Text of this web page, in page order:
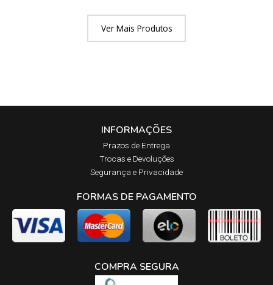
Ver Mais Produtos
INFORMAÇÕES
Prazos de Entrega​
Trocas e Devoluções​
Segurança e Privacidade
FORMAS DE PAGAMENTO
COMPRA SEGURA